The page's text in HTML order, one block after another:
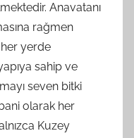
Anavatanı
rağmen
yerde
sahip ve
seven bitki
olarak her
Kuzey